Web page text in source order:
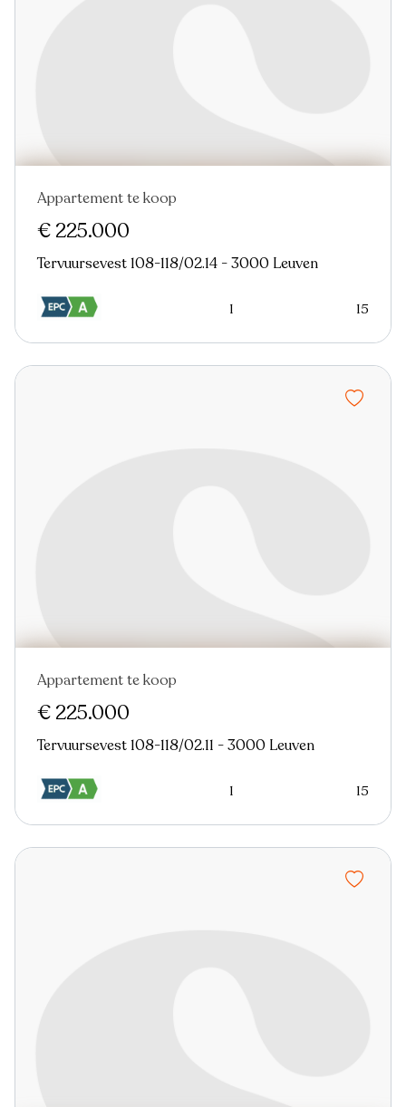
Appartement te koop
€ 225.000
Tervuursevest 108-118/02.14 - 3000 Leuven
1 15
Appartement te koop
€ 225.000
Tervuursevest 108-118/02.11 - 3000 Leuven
1 15